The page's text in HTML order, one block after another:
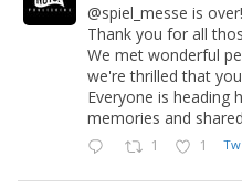
@spiel_messe is over!
Thank you for all
We met wonderful
we're thrilled that
Everyone is heading
memories and
1 1